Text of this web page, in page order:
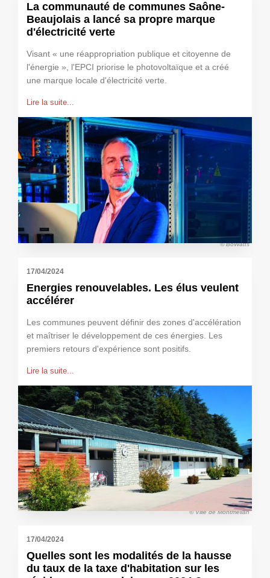
La communauté de communes Saône-
Beaujolais a lancé sa propre marque
d'électricité verte
Visant « une réappropriation publique et citoyenne de
l'énergie », l'EPCI priorise le photovoltaïque et a créé
une marque locale d'électricité verte.
Lire la suite...
© BôWatts
17/04/2024
Energies renouvelables. Les élus veulent
accélérer
Les communes peuvent définir des zones d'accélération
et maîtriser le développement de ces énergies. Les
premiers retours d'expérience sont positifs.
Lire la suite...
© Ville de Montmélian
17/04/2024
Quelles sont les modalités de la hausse
du taux de la taxe d'habitation sur les